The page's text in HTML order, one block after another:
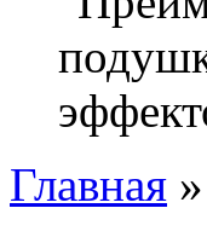
Главная »